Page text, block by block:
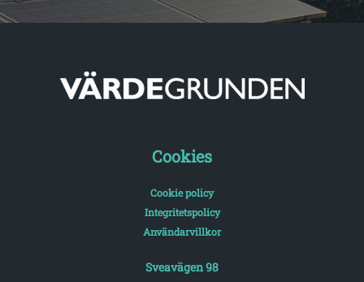
Cookies
Cookie policy
Integritetspolicy
Användarvillkor
Sveavägen 98